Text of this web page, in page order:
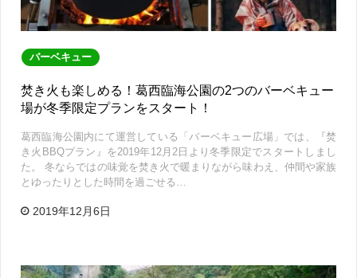
バーベキュー
焚き火も楽しめる！葛西臨海公園の2つのバーベキュー
場が冬季限定プランをスタート！
葛西臨海公園内にて運営している「バーベキュー広場」では、『焚
き火BBQプラン』を2019年12月2日より冬季限定でスタートしまし
た。 冬ならではの味覚を焚き火で暖まりながら味わえ、仲間や家族
とゆったりとした時間を過ごせる…
2019年12月6日